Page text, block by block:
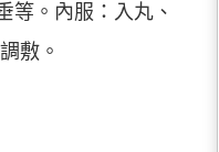
等。內服：入丸、
敷。